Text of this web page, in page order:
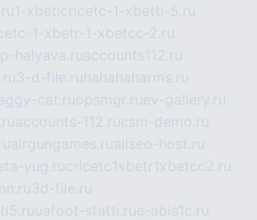
1-xbeticricetc-1-xbetti-5.ru
1-xbetr-1-xbetcc-2.ru
halyava.ruaccounts112.ru
3-d-file.ru hahahaharms.ru
cat.ruopsmgr.ruev-gallery.ru
accounts-112.rucsm-demo.ru
airgungames.ruallseo-host.ru
yug.rucricetc1xbetr1xbetcc2.ru
3d-file.ru
uafoot-statti.rue-abis1c.ru